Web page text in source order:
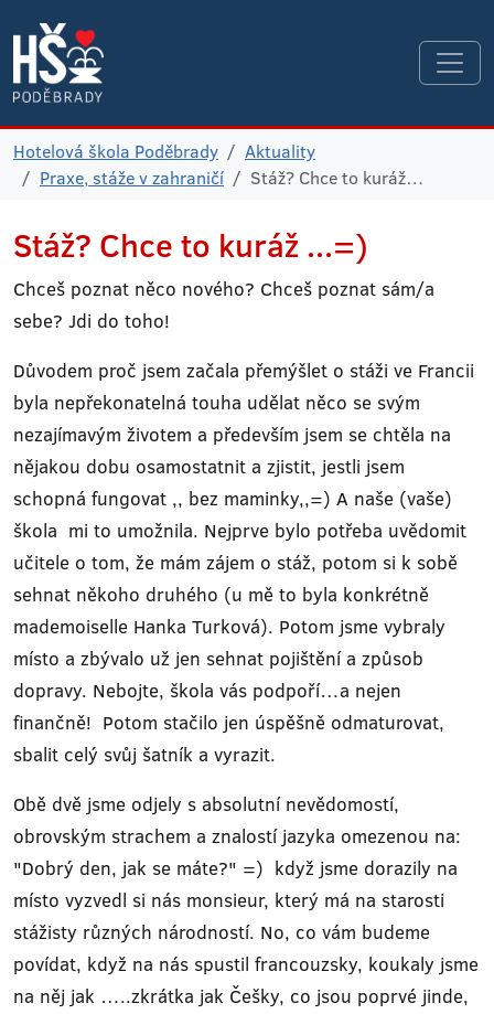
Hotelová škola Poděbrady
Aktuality
Praxe, stáže v zahraničí
Stáž? Chce to kuráž…
Stáž? Chce to kuráž ...=)
Chceš poznat něco nového? Chceš poznat sám/a
sebe? Jdi do toho!
Důvodem proč jsem začala přemýšlet o stáži ve Francii
byla nepřekonatelná touha udělat něco se svým
nezajímavým životem a především jsem se chtěla na
nějakou dobu osamostatnit a zjistit, jestli jsem
schopná fungovat ,, bez maminky,,=) A naše (vaše)
škola mi to umožnila. Nejprve bylo potřeba uvědomit
učitele o tom, že mám zájem o stáž, potom si k sobě
sehnat někoho druhého (u mě to byla konkrétně
mademoiselle Hanka Turková). Potom jsme vybraly
místo a zbývalo už jen sehnat pojištění a způsob
dopravy. Nebojte, škola vás podpoří…a nejen
finančně! Potom stačilo jen úspěšně odmaturovat,
sbalit celý svůj šatník a vyrazit.
Obě dvě jsme odjely s absolutní nevědomostí,
obrovským strachem a znalostí jazyka omezenou na:
"Dobrý den, jak se máte?" =) když jsme dorazily na
místo vyzvedl si nás monsieur, který má na starosti
stážisty různých národností. No, co vám budeme
povídat, když na nás spustil francouzsky, koukaly jsme
na něj jak …..zkrátka jak Češky, co jsou poprvé jinde,